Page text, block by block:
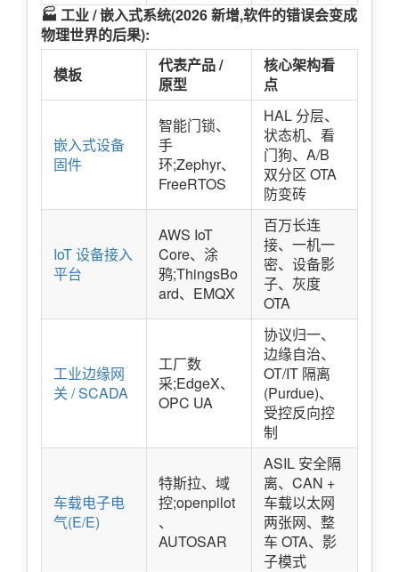
🏭 工业 / 嵌入式系统(2026 新增,软件的错误会变成
物理世界的后果):
模板
代表产品 /
原型
核心架构看
点
嵌入式设备
固件
智能门锁、
手
环;Zephyr、
FreeRTOS
HAL 分层、
状态机、看
门狗、A/B
双分区 OTA
防变砖
IoT 设备接入
平台
AWS IoT
Core、涂
鸦;ThingsBo
ard、EMQX
百万长连
接、一机一
密、设备影
子、灰度
OTA
工业边缘网
关 / SCADA
工厂数
采;EdgeX、
OPC UA
协议归一、
边缘自治、
OT/IT 隔离
(Purdue)、
受控反向控
制
车载电子电
气(E/E)
特斯拉、域
控;openpilot
、
AUTOSAR
ASIL 安全隔
离、CAN +
车载以太网
两张网、整
车 OTA、影
子模式